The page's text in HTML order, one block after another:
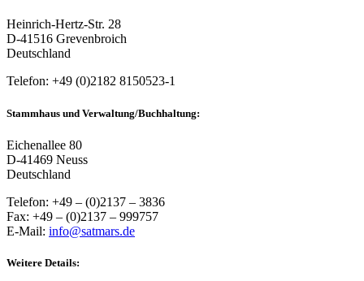
Heinrich-Hertz-Str. 28
D-41516 Grevenbroich
Deutschland
Telefon: +49 (0)2182 8150523-1
Stammhaus und Verwaltung/Buchhaltung:
Eichenallee 80
D-41469 Neuss
Deutschland
Telefon: +49 – (0)2137 – 3836
Fax: +49 – (0)2137 – 999757
E-Mail: info@satmars.de
Weitere Details: